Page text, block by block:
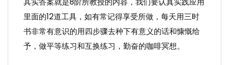
里面的12道工具，如有常记得享受所做，每天用三时
书非常有意识的用四步骤去种下有意义的话和慷慨给
予，做平等练习和互换练习，勤奋的咖啡冥想。